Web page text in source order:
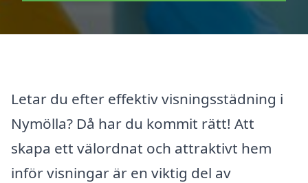
Letar du efter effektiv visningsstädning i
Nymölla? Då har du kommit rätt! Att
skapa ett välordnat och attraktivt hem
inför visningar är en viktig del av